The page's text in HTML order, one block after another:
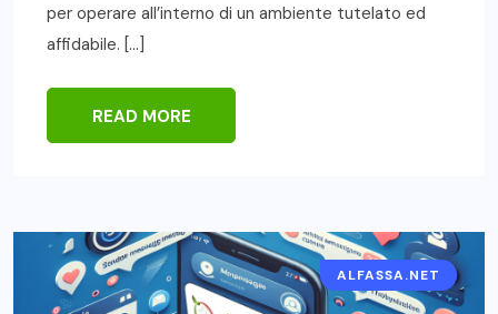
per operare all’interno di un ambiente tutelato ed
affidabile. […]
READ MORE
ALFASSA.NET